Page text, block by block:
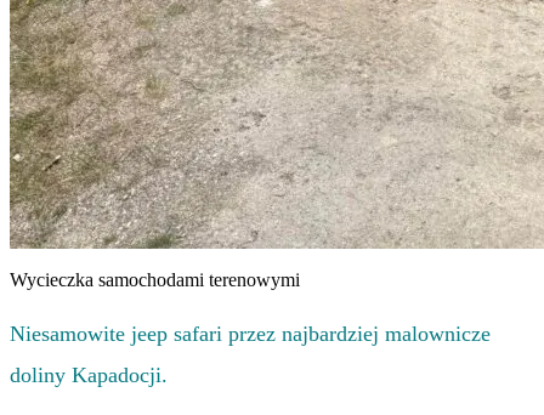
Wycieczka samochodami terenowymi
Niesamowite jeep safari przez najbardziej malownicze
doliny Kapadocji.